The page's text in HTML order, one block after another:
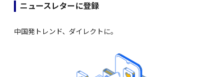
ニュースレターに登録
中国発トレンド、ダイレクトに。